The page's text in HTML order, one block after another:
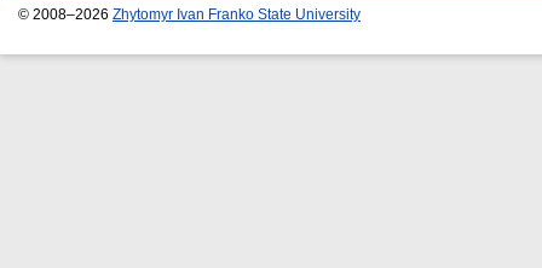
© 2008–2026 Zhytomyr Ivan Franko State University